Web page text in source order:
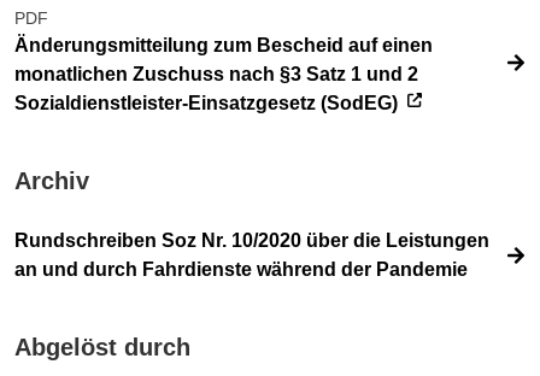
PDF
Änderungsmitteilung zum Bescheid auf einen
monatlichen Zuschuss nach §3 Satz 1 und 2
Sozialdienstleister-Einsatzgesetz (SodEG)
Archiv
Rundschreiben Soz Nr. 10/2020 über die Leistungen
an und durch Fahrdienste während der Pandemie
Abgelöst durch